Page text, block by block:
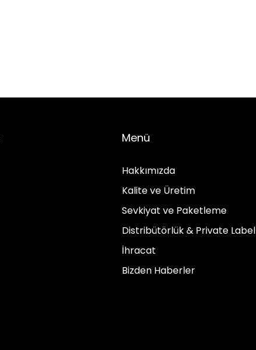
Menü
Hakkımızda
Kalite ve Üretim
Sevkiyat ve Paketleme
Distribütörlük & Private Label
İhracat
Bizden Haberler